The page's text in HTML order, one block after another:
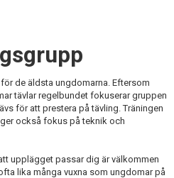
de äldsta ungdomarna. Eftersom
tävlar regelbundet fokuserar gruppen
för att prestera på tävling. Träningen
också fokus på teknik och
upplägget passar dig är välkommen
lika många vuxna som ungdomar på